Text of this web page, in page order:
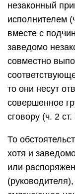
незаконный
исполнителем
вместе с
заведомо
совместно
то они несут
совершенное
сговору (ч. 2
То
хотя и
или